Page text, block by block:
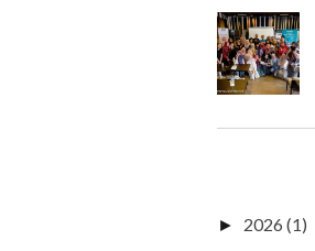
► 2026 (1)